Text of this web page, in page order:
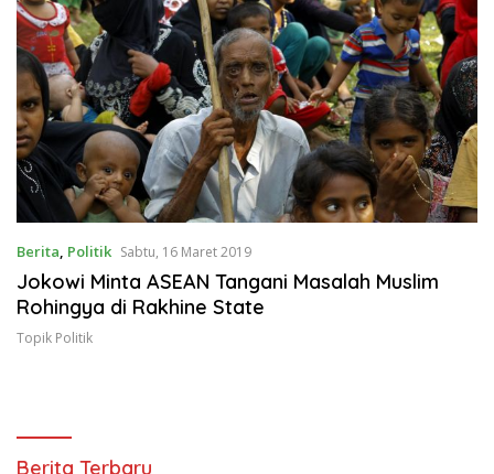
Berita, Politik Sabtu, 16 Maret 2019
Jokowi Minta ASEAN Tangani Masalah Muslim
Rohingya di Rakhine State
Topik Politik
Berita Terbaru